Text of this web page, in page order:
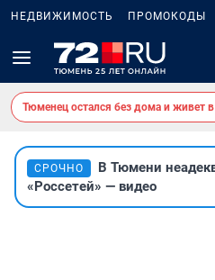
НЕДВИЖИМОСТЬ ПРОМОКОДЫ
Тюменец остался без дома и живет в
СРОЧНО
В Тюмени
«Россетей» — видео